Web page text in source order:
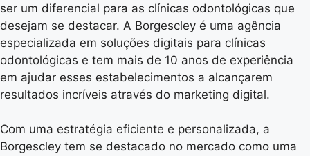
ser um diferencial para as clínicas odontológicas que
desejam se destacar. A Borgescley é uma agência
especializada em soluções digitais para clínicas
odontológicas e tem mais de 10 anos de experiência
em ajudar esses estabelecimentos a alcançarem
resultados incríveis através do marketing digital.
Com uma estratégia eficiente e personalizada, a
Borgescley tem se destacado no mercado como uma